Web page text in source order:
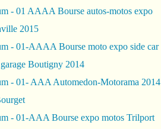
- 01 AAAA Bourse autos-motos expo
2015
- 01-AAAA Bourse moto expo side car
Boutigny 2014
- 01- AAA Automedon-Motorama 2014
- 01-AAA Bourse expo motos Trilport